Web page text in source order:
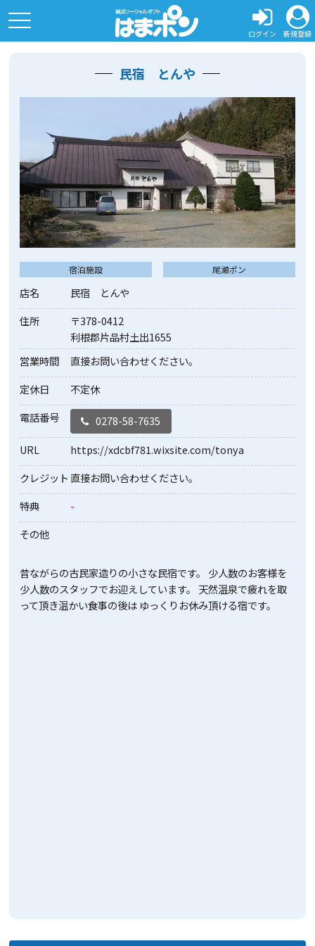
ログイン 新規登録
toggle
navigation
民宿 とんや
宿泊施設 尾瀬ポン
店名
民宿 とんや
住所
〒378-0412
利根郡片品村土出1655
営業時間
直接お問い合わせください。
定休日
不定休
電話番号
0278-58-7635
URL
https://xdcbf781.wixsite.com/tonya
クレジット 直接お問い合わせください。
特典
-
その他
昔ながらの古民家造りの小さな民宿です。 少人数のお客様を
少人数のスタッフでお迎えしています。 天然温泉で疲れを取
って頂き温かい食事の後は ゆっくりお休み頂ける宿です。